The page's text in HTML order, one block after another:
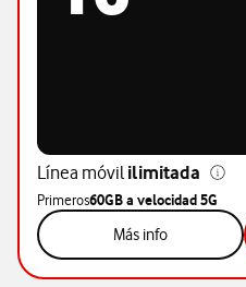
Línea móvililimitada
Primeros60GB a velocidad 5G
Más infosobre tarifa